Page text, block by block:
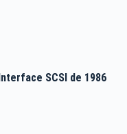
SCSI de 1986